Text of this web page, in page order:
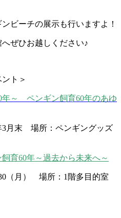
ビーチの展示も行いますよ！
ぜひお越しください♪
ト＞
年～ ペンギン飼育60年のあゆ
月末 場所：ペンギングッズ
育60年～過去から未来へ～
（月） 場所：1階多目的室